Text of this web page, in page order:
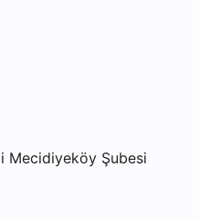
Mecidiyeköy Şubesi